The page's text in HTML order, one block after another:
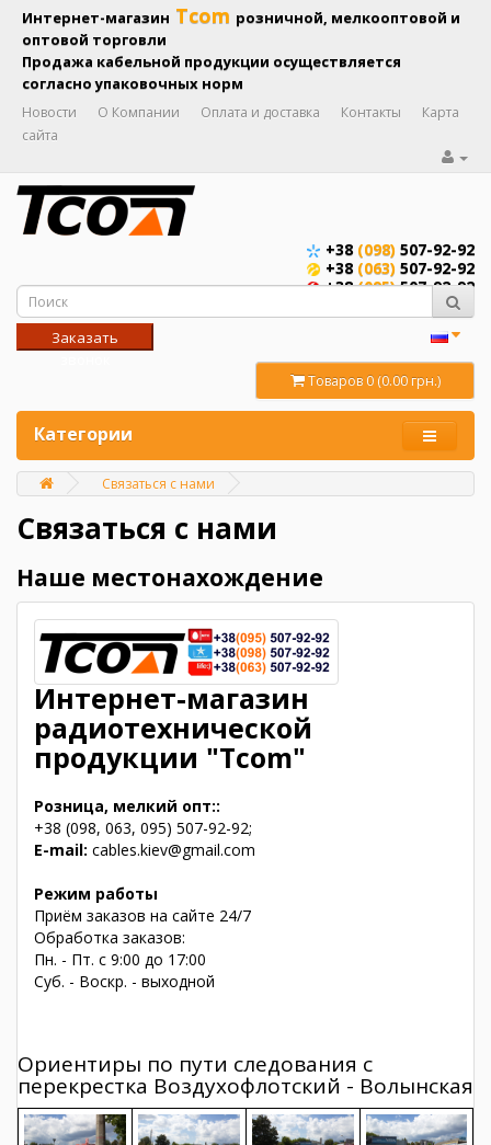
Интернет-магазин Tcom розничной, мелкооптовой и
оптовой торговли
Продажа кабельной продукции осуществляется
согласно упаковочных норм
Новости О Компании Оплата и доставка Контакты
Карта
сайта
+38 (098) 507-92-92
+38 (063) 507-92-92
+38(095)507-92-92
Заказать
Товаров 0 (0.00 грн.)
Категории
Главная
Связаться с нами
Связаться с нами
Наше местонахождение
Интернет-магазин
радиотехнической
продукции "Tcom"
Розница, мелкий опт::
+38 (098, 063, 095) 507-92-92;
E-mail: cables.kiev@gmail.com
Режим работы
Приём заказов на сайте 24/7
Обработка заказов:
Пн. - Пт. с 9:00 до 17:00
Суб. - Воскр. - выходной
Ориентиры по пути следования с
перекрестка Воздухофлотский - Волынская